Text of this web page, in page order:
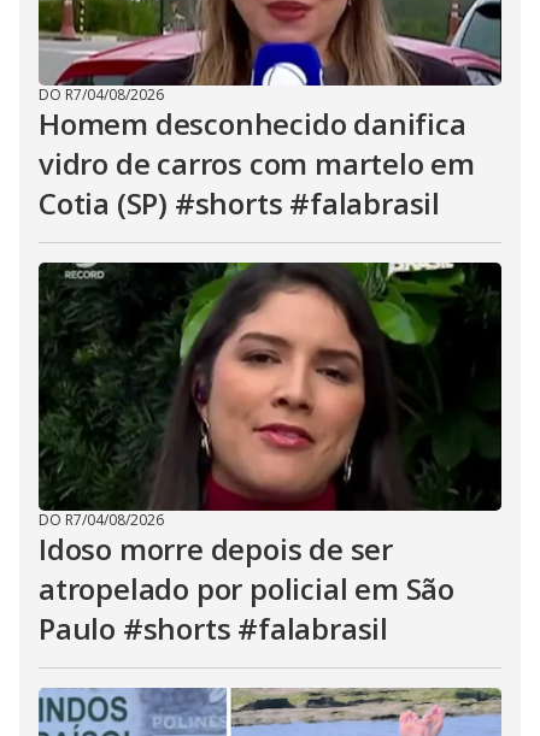
DO R7/04/08/2026
Homem desconhecido danifica
vidro de carros com martelo em
Cotia (SP) #shorts #falabrasil
DO R7/04/08/2026
Idoso morre depois de ser
atropelado por policial em São
Paulo #shorts #falabrasil